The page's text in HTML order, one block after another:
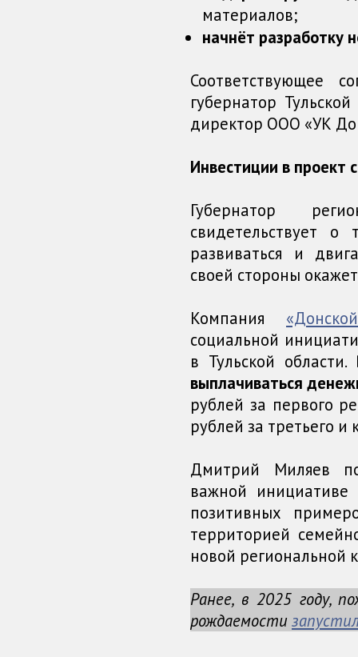
материалов;
начнёт разработку
Соответствующее
губернатор
директор ООО «УК
Инвестиции в проект
Губернатор
свидетельствует
развиваться и
своей стороны
Компания
социальной
в Тульской
выплачиваться
рублей за первого
рублей за третьего
Дмитрий Миляев
важной
позитивных
территорией
новой региональной
Ранее, в 2025 году,
рождаемости